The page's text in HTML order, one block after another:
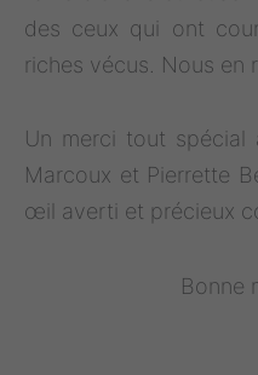
des ceux qui ont
riches vécus. Nous en
Un merci tout spécial
Marcoux et Pierrette
œil averti et précieux
Bonne